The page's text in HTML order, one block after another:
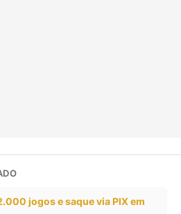
jogos e saque via PIX em